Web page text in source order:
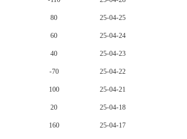
80 25-04-25
60 25-04-24
40 25-04-23
-70 25-04-22
100 25-04-21
20 25-04-18
160 25-04-17